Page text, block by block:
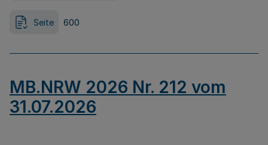
Seite 600
MB.NRW 2026 Nr. 212 vom
31.07.2026